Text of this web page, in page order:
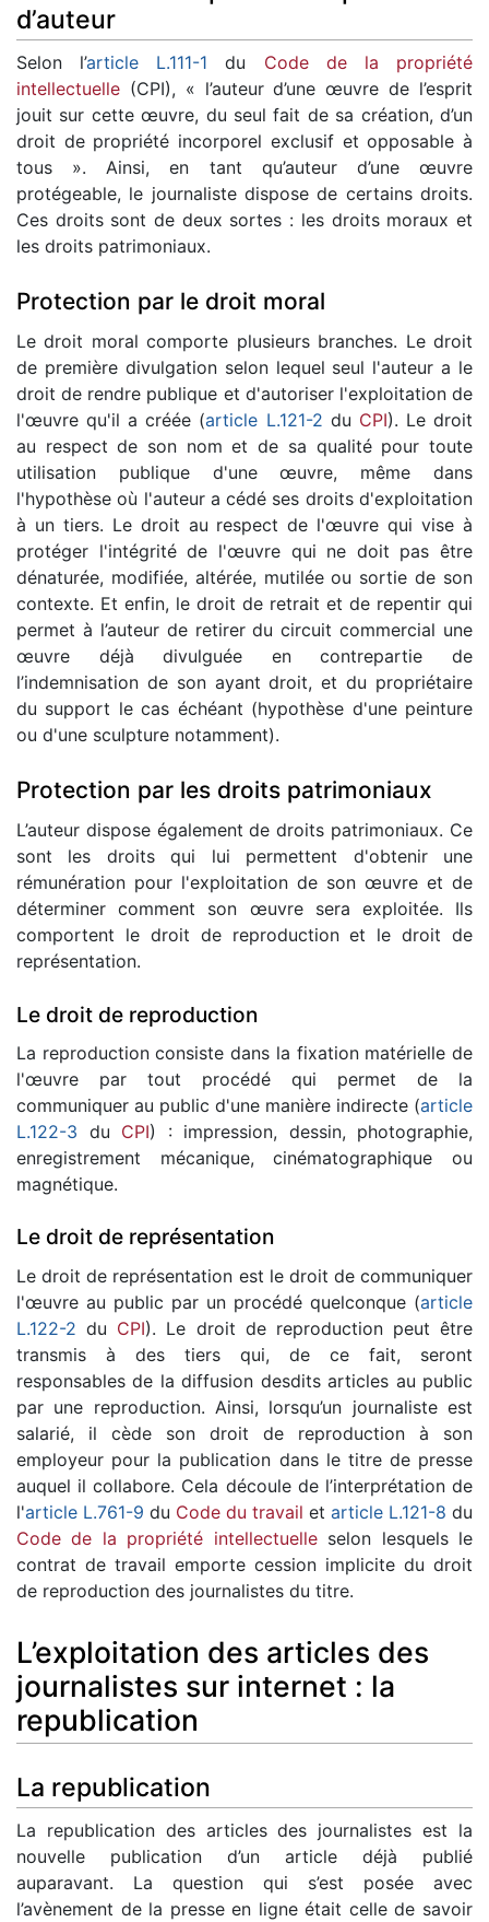
d’auteur
Selon l’article L.111-1 du Code de la propriété
intellectuelle (CPI), « l’auteur d’une œuvre de l’esprit
jouit sur cette œuvre, du seul fait de sa création, d’un
droit de propriété incorporel exclusif et opposable à
tous ». Ainsi, en tant qu’auteur d’une œuvre
protégeable, le journaliste dispose de certains droits.
Ces droits sont de deux sortes : les droits moraux et
les droits patrimoniaux.
Protection par le droit moral
Le droit moral comporte plusieurs branches. Le droit
de première divulgation selon lequel seul l'auteur a le
droit de rendre publique et d'autoriser l'exploitation de
l'œuvre qu'il a créée (article L.121-2 du CPI). Le droit
au respect de son nom et de sa qualité pour toute
utilisation publique d'une œuvre, même dans
l'hypothèse où l'auteur a cédé ses droits d'exploitation
à un tiers. Le droit au respect de l'œuvre qui vise à
protéger l'intégrité de l'œuvre qui ne doit pas être
dénaturée, modifiée, altérée, mutilée ou sortie de son
contexte. Et enfin, le droit de retrait et de repentir qui
permet à l’auteur de retirer du circuit commercial une
œuvre déjà divulguée en contrepartie de
l’indemnisation de son ayant droit, et du propriétaire
du support le cas échéant (hypothèse d'une peinture
ou d'une sculpture notamment).
Protection par les droits patrimoniaux
L’auteur dispose également de droits patrimoniaux. Ce
sont les droits qui lui permettent d'obtenir une
rémunération pour l'exploitation de son œuvre et de
déterminer comment son œuvre sera exploitée. Ils
comportent le droit de reproduction et le droit de
représentation.
Le droit de reproduction
La reproduction consiste dans la fixation matérielle de
l'œuvre par tout procédé qui permet de la
communiquer au public d'une manière indirecte (article
L.122-3 du CPI) : impression, dessin, photographie,
enregistrement mécanique, cinématographique ou
magnétique.
Le droit de représentation
Le droit de représentation est le droit de communiquer
l'œuvre au public par un procédé quelconque (article
L.122-2 du CPI). Le droit de reproduction peut être
transmis à des tiers qui, de ce fait, seront
responsables de la diffusion desdits articles au public
par une reproduction. Ainsi, lorsqu’un journaliste est
salarié, il cède son droit de reproduction à son
employeur pour la publication dans le titre de presse
auquel il collabore. Cela découle de l’interprétation de
l'article L.761-9 du Code du travail et article L.121-8 du
Code de la propriété intellectuelleselon lesquels le
contrat de travail emporte cession implicite du droit
de reproduction des journalistes du titre.
L’exploitation des articles des
journalistes sur internet : la
republication
La republication
La republication des articles des journalistes est la
nouvelle publication d’un article déjà publié
auparavant. La question qui s’est posée avec
l’avènement de la presse en ligne était celle de savoir